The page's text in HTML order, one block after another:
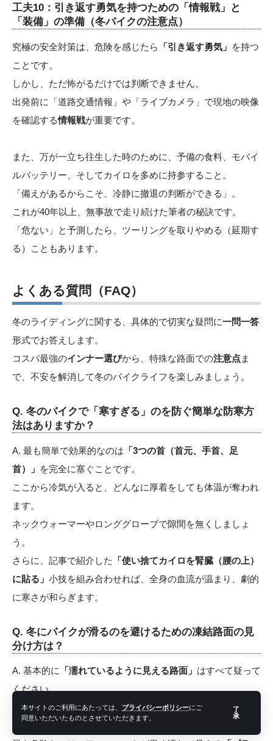
本サイトのご利用にあたっては、 プライバシーポリシーにご
同意いただいたものとさせていただきます。
了
承
工夫10：引き返す勇気を持つための「情報戦」と
「装備」の準備（冬バイクの注意点）
究極の安全対策は、危険を感じたら 「引き返す勇気」 を持つ
ことです。
しかし、ただ怖がるだけでは判断できません。
出発前に「道路交通情報」や「ライブカメラ」で現地の映像
を確認する情報戦が重要です。
また、万が一立ち往生した時のために、予備の食料、モバイ
ルバッテリー、そしてカイロを多めに持参すること。
「備えがあるからこそ、冷静に撤退の判断ができる」。
これが40年以上、無事故で走り続けた筆者の秘訣です。
「危ない」と予測したら、ツーリングを取りやめる（延期す
る）こともあります。
よくある質問（FAQ）
冬のライディングに関する、具体的で切実な疑問に一問一答
形式でお答えします。
コスパ最強のインナー選びから、特殊な路面での注意点ま
で、不安を解消して冬のバイクライフを楽しみましょう。
Q. 冬のバイクで「寒すぎる」のを防ぐ簡単な防寒方
法はありますか？
A. 最も簡単で効果的なのは 「3つの首（首元、手首、足
首）」 を完全に塞ぐことです。
ここから冷気が入ると、どんなに厚着をしても体温が奪われ
ます。
ネックウォーマーやロンググローブで隙間を無くしましょ
う。
さらに、記事で紹介した
「使い捨てカイロを腎臓（腰の上）
に貼る」 小技を組み合わせれば、全身の血流が温まり、劇的
に寒さが和らぎます。
Q. 冬にバイクが滑るのを避けるための凍結路面の見
分け方は？
A. 基本的に 「濡れているように見える路面」 はすべて疑って
ください。
とくに「橋の上」「トンネルの出入り口」「日陰」
は、気温